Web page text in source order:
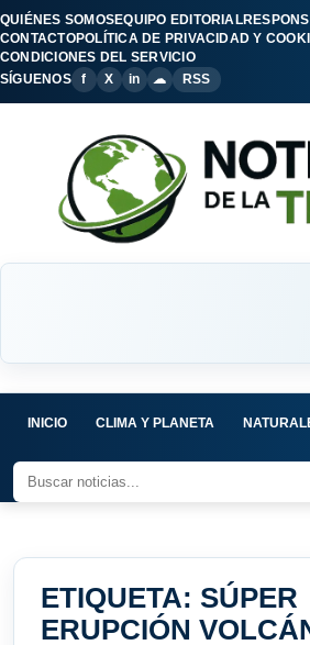
QUIÉNES SOMOSEQUIPO EDITORIAL
CONTACTOPOLÍTICA DE PRIVACIDAD Y
CONDICIONES DEL SERVICIO
SÍGUENOS
f X in ☁ RSS
INICIO CLIMA Y PLANETA
ETIQUETA: SÚPER
ERUPCIÓN